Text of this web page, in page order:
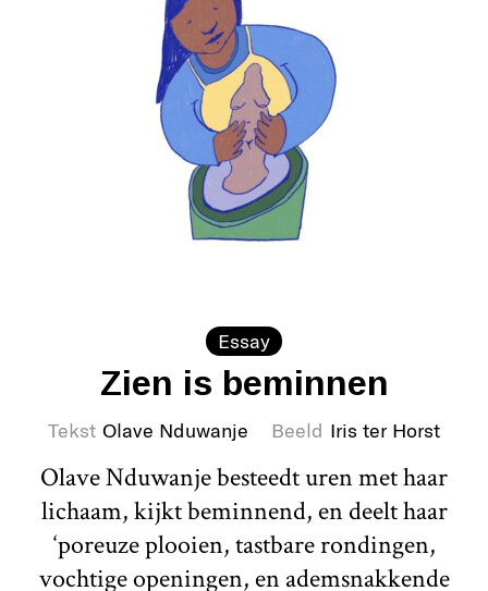
Essay
Zien is beminnen
Tekst Olave Nduwanje Beeld Iris ter Horst
Olave Nduwanje besteedt uren met haar
lichaam, kijkt beminnend, en deelt haar
‘poreuze plooien, tastbare rondingen,
vochtige openingen, en ademsnakkende